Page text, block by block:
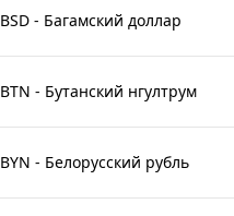
BSD - Багамский доллар
BTN - Бутанский нгултрум
BYN - Белорусский рубль